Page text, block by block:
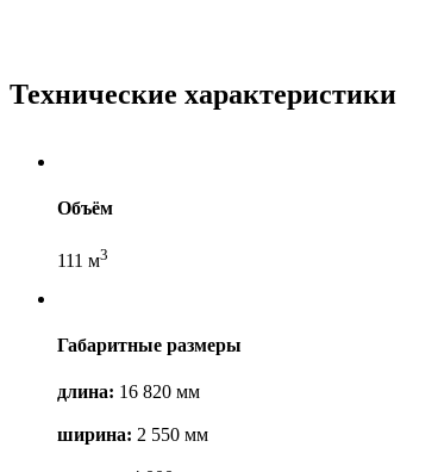
Технические характеристики
Объём
111 м3
Габаритные размеры
длина: 16 820 мм
ширина: 2 550 мм